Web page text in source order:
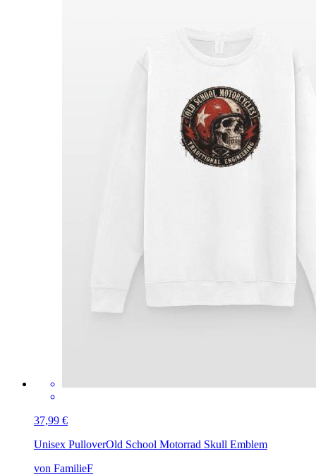
37,99 €
Unisex PulloverOld School Motorrad Skull Emblem
von FamilieF